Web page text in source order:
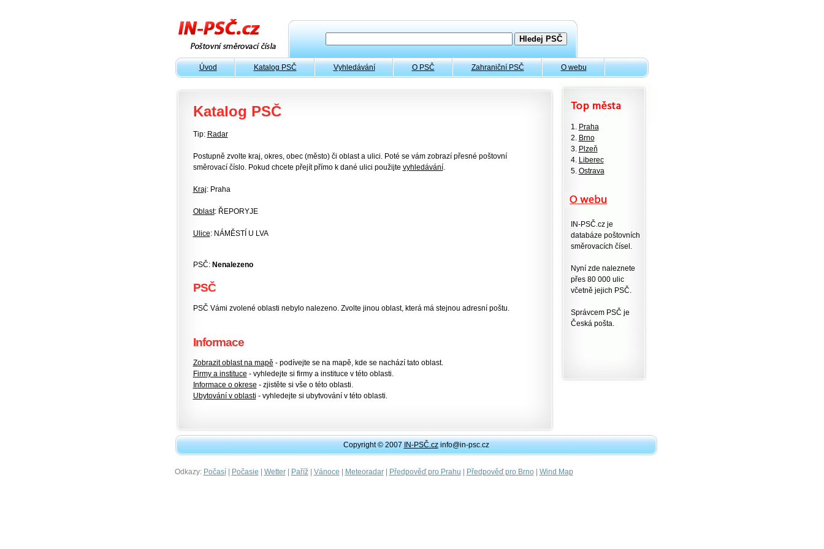
Úvod Katalog PSČ Vyhledávání O PSČ Zahraniční PSČ O webu
Katalog PSČ
Tip: Radar
Postupně zvolte kraj, okres, obec (město) či oblast a ulici. Poté se vám zobrazí přesné poštovní
směrovací číslo. Pokud chcete přejít přímo k dané ulici použijte vyhledávání.
Kraj: Praha
Oblast: ŘEPORYJE
Ulice: NÁMĚSTÍ U LVA
PSČ: Nenalezeno
PSČ
PSČ Vámi zvolené oblasti nebylo nalezeno. Zvolte jinou oblast, která má stejnou adresní poštu.
Informace
Zobrazit oblast na mapě - podívejte se na mapě, kde se nachází tato oblast.
Firmy a instituce - vyhledejte si firmy a instituce v této oblasti.
Informace o okrese - zjistěte si vše o této oblasti.
Ubytování v oblasti - vyhledejte si ubytvování v této oblasti.
1. Praha
2. Brno
3. Plzeň
4. Liberec
5. Ostrava
IN-PSČ.cz je
databáze poštovních
směrovacích čísel.
Nyní zde naleznete
přes 80 000 ulic
včetně jejich PSČ.
Správcem PSČ je
Česká pošta.
Copyright © 2007IN-PSČ.czinfo@in-psc.cz
Odkazy: Počasí| Počasie | Wetter| Paříž| Vánoce | Meteoradar| Předpověď pro Prahu | Předpověď pro Brno| Wind Map